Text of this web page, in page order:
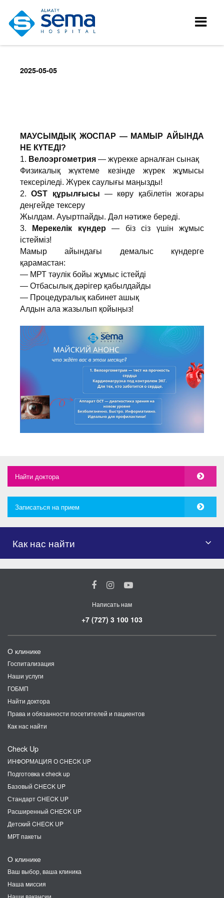
2025-05-05
МАУСЫМДЫҚ ЖОСПАР — МАМЫР АЙЫНДА
НЕ КҮТЕДІ?
1. Велоэргометрия — жүрекке арналған сынақ
Физикалық жүктеме кезінде жүрек жұмысы
тексеріледі. Жүрек саулығы маңызды!
2.OST құрылғысы — көру қабілетін жоғары
деңгейде тексеру
Жылдам. Ауыртпайды. Дәл нәтиже береді.
3.
Мерекелік күндер — біз сіз үшін жұмыс
істейміз!
Мамыр айындағы демалыс күндерге
қарамастан:
— МРТ тәулік бойы жұмыс істейді
— Отбасылық дәрігер қабылдайды
— Процедуралық кабинет ашық
Алдын ала жазылып қойыңыз!
Найти доктора
Записаться на прием
Как нас найти
Написать нам
+7 (727) 3 100 103
О клинике
Госпитализация
Наши услуги
ГОБМП
Найти доктора
Права и обязанности посетителей и пациентов
Как нас найти
Check Up
ИНФОРМАЦИЯ О CHECK UP
Подготовка к check up
Базовый CHECK UP
Стандарт CHECK UP
Расширенный CHECK UP
Детский CHECK UP
МРТ пакеты
О клинике
Ваш выбор, ваша клиника
Наша миссия
Наши вакансии